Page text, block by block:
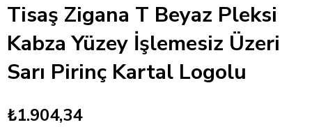
Tisaş Zigana T Beyaz Pleksi
Kabza Yüzey İşlemesiz Üzeri
Sarı Pirinç Kartal Logolu
₺1.904,34